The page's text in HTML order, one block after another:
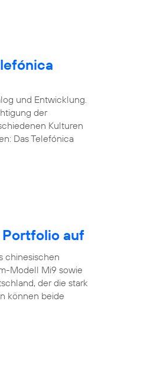
und Entwicklung.
der
Kulturen
Das Telefónica
auf
chinesischen
Modell Mi9 sowie
der die stark
können beide